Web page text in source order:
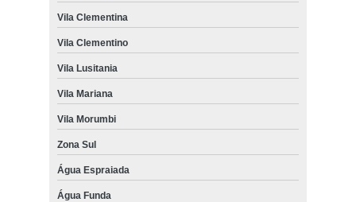
Vila Clementina
Vila Clementino
Vila Lusitania
Vila Mariana
Vila Morumbi
Zona Sul
Água Espraiada
Água Funda